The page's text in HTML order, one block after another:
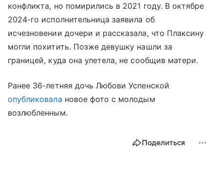
конфликта, но помирились в 2021 году. В октябре
2024-го исполнительница заявила об
исчезновении дочери и рассказала, что Плаксину
могли похитить. Позже девушку нашли за
границей, куда она улетела, не сообщив матери.
Ранее 36-летняя дочь Любови Успенской
опубликовала новое фото с молодым
возлюбленным.
Поделиться